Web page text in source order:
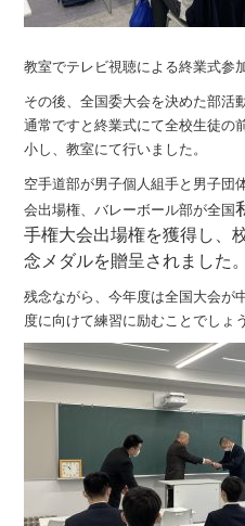
教室でテレビ視聴による終業式参
その後、全国委大会を決めた部活
通常ですと終業式にて全校生徒の
小し、教室にて行いました。
空手道部が男子個人組手と男子団
会出場権、バレーボール部が全国
手権大会出場権を獲得し、
念メダルを贈呈されました。
残念ながら、今年度は全国大会が
度に向けて練習に励むことでしょう